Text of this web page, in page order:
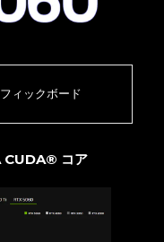
ィックボード
CUDA® コア